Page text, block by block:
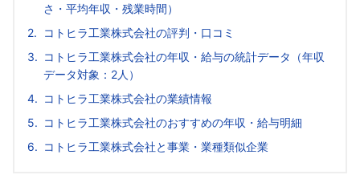
さ・平均年収・残業時間）
コトヒラ工業株式会社の評判・口コミ
コトヒラ工業株式会社の年収・給与の統計データ（年収
データ対象：2人）
コトヒラ工業株式会社の業績情報
コトヒラ工業株式会社のおすすめの年収・給与明細
コトヒラ工業株式会社と事業・業種類似企業